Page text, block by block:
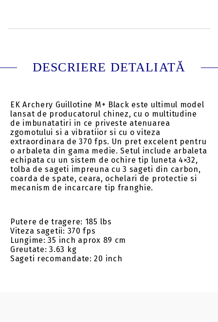
DESCRIERE DETALIATĂ
EK Archery Guillotine M+ Black este ultimul model
lansat de producatorul chinez, cu o multitudine
de imbunatatiri in ce priveste atenuarea
zgomotului si a vibratiior si cu o viteza
extraordinara de 370 fps. Un pret excelent pentru
o arbaleta din gama medie. Setul include arbaleta
echipata cu un sistem de ochire tip luneta 4×32,
tolba de sageti impreuna cu 3 sageti din carbon,
coarda de spate, ceara, ochelari de protectie si
mecanism de incarcare tip franghie.
Putere de tragere: 185 lbs
Viteza sagetii: 370 fps
Lungime: 35 inch aprox 89 cm
Greutate: 3.63 kg
Sageti recomandate: 20 inch